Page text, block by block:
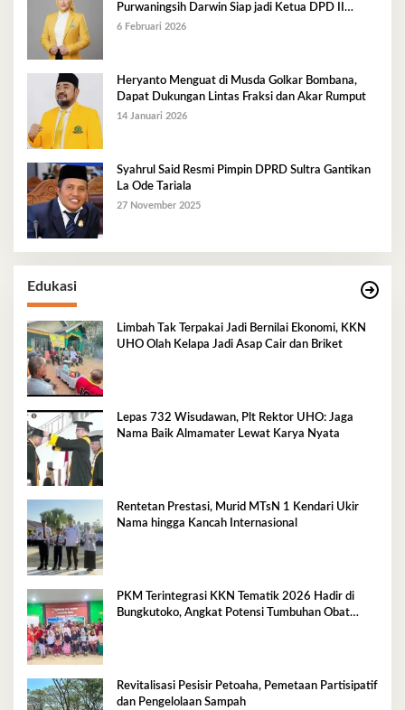
Purwaningsih Darwin Siap jadi Ketua DPD II
Golkar Mubar
6 Februari 2026
Heryanto Menguat di Musda Golkar Bombana,
Dapat Dukungan Lintas Fraksi dan Akar Rumput
14 Januari 2026
Syahrul Said Resmi Pimpin DPRD Sultra Gantikan
La Ode Tariala
27 November 2025
Edukasi
Limbah Tak Terpakai Jadi Bernilai Ekonomi, KKN
UHO Olah Kelapa Jadi Asap Cair dan Briket
Lepas 732 Wisudawan, Plt Rektor UHO: Jaga
Nama Baik Almamater Lewat Karya Nyata
Rentetan Prestasi, Murid MTsN 1 Kendari Ukir
Nama hingga Kancah Internasional
PKM Terintegrasi KKN Tematik 2026 Hadir di
Bungkutoko, Angkat Potensi Tumbuhan Obat
Revitalisasi Pesisir Petoaha, Pemetaan Partisipatif
dan Pengelolaan Sampah